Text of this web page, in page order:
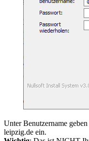
Unter Benutzername
leipzig.de ein.